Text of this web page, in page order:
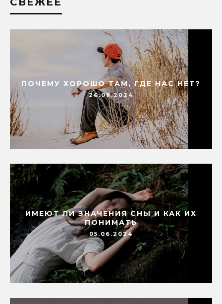
ПОЧЕМУ ХОРОШО ТАМ, ГДЕ НАС НЕТ?
26.08.2024
ИМЕЮТ ЛИ ЗНАЧЕНИЯ СНЫ И КАК ИХ
ПОНИМАТЬ
05.06.2024